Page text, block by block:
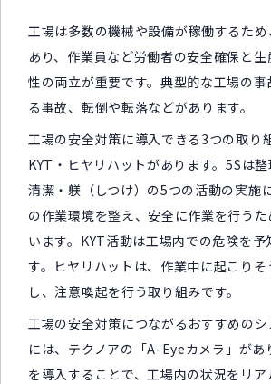
工場は多数の機械や設備が稼働するた
あり、作業員など労働者の安全確保と
性の両立が重要です。典型的な工場の
る事故、転倒や転落などがあります。
工場の安全対策に導入できる3つの取り
KYT・ヒヤリハットがあります。5Sは整
清潔・躾（しつけ）の5つの活動の実施
の作業環境を整え、安全に作業を行う
います。KYT活動は工場内での危険を予
す。ヒヤリハットは、作業中に起こり
し、注意喚起を行う取り組みです。
工場の安全対策につながるおすすめの
には、テクノアの「A-Eyeカメラ」があ
を導入することで、工場内の状況をリ